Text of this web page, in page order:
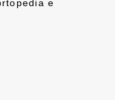
e